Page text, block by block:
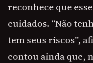
reconhece que
cuidados. “Não
tem seus riscos”,
contou ainda que,